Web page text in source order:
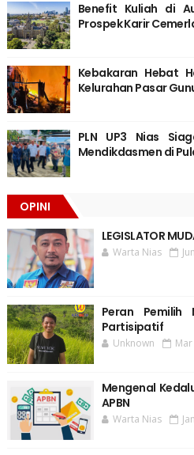
Benefit Kuliah di
Prospek Karir
Kebakaran Hebat
Kelurahan Pasar
PLN UP3 Nias
Mendikdasmen di
OPINI
LEGISLATOR
Warta Nias
Peran Pemilih
Partisipatif
Unknown
Mengenal
APBN
Warta Nias